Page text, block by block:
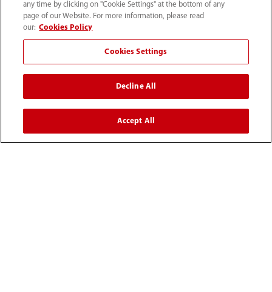
Ürünler
Çözümler
Hizmetler
any time by clicking on "Cookie Settings" at the bottom of any
page of our Website. For more information, please read
our: Cookies Policy
Cookies Settings
Decline All
Accept All